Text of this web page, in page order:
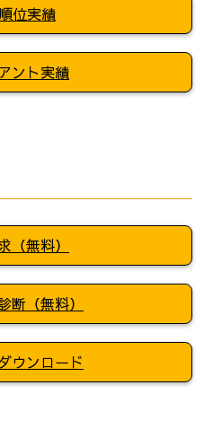
位実績
ント実績
（無料）
断（無料）
ウンロード